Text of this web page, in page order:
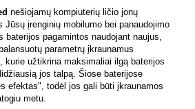
nešiojamų kompiuterių ličio jonų
Jūsų įrenginių mobilumo bei panaudojimo
baterijos pagamintos naudojant naujus,
parametrų įkraunamus
kurie užtikrina maksimaliai ilgą baterijos
jos talpą. Šiose baterijose
efektas", todėl jos gali būti įkraunamos
metu.